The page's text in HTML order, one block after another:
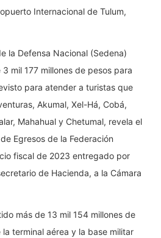
Internacional de Tulum,
la Defensa Nacional (Sedena)
mil 177 millones de pesos para
para atender a turistas que
Akumal, Xel-Há, Cobá,
Mahahual y Chetumal, revela el
Egresos de la Federación
fiscal de 2023 entregado por
de Hacienda, a la Cámara
más de 13 mil 154 millones de
terminal aérea y la base militar